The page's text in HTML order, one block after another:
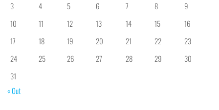
3
4 5 6 7 8
9
10
11 12 13 14 15
16
17
18 19 20 21 22
23
24
25 26 27 28 29
30
31
« Out